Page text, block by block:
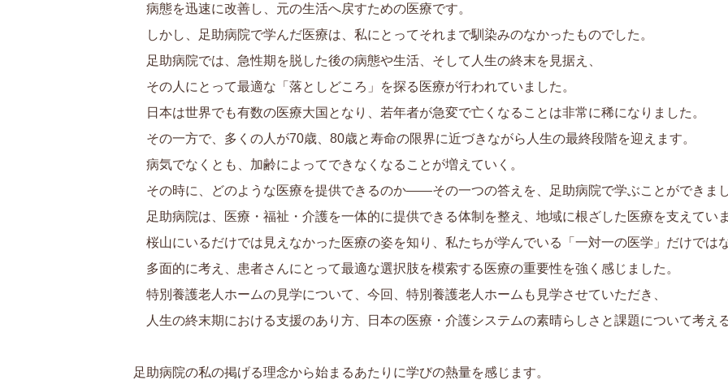
病態を迅速に改善し、元の生活へ戻すための医療です。
しかし、足助病院で学んだ医療は、私にとってそれまで馴染みのなかったものでした。
足助病院では、急性期を脱した後の病態や生活、そして人生の終末を見据え、
その人にとって最適な「落としどころ」を探る医療が行われていました。
日本は世界でも有数の医療大国となり、若年者が急変で亡くなることは非常に稀になりました。
その一方で、多くの人が70歳、80歳と寿命の限界に近づきながら人生の最終段階を迎えます。
病気でなくとも、加齢によってできなくなることが増えていく。
その時に、どのような医療を提供できるのか――その一つの答えを、足助病院で学ぶことができまし
足助病院は、医療・福祉・介護を一体的に提供できる体制を整え、地域に根ざした医療を支えていま
桜山にいるだけでは見えなかった医療の姿を知り、私たちが学んでいる「一対一の医学」だけではな
多面的に考え、患者さんにとって最適な選択肢を模索する医療の重要性を強く感じました。
特別養護老人ホームの見学について、今回、特別養護老人ホームも見学させていただき、
人生の終末期における支援のあり方、日本の医療・介護システムの素晴らしさと課題について考え
足助病院の私の掲げる理念から始まるあたりに学びの熱量を感じます。